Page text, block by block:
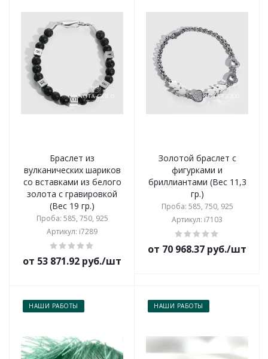
Браслет из
вулканических шариков
со вставками из белого
золота с гравировкой
(Вес 19 гр.)
Проба: 585, 750, 925
Артикул: i7289
от 53 871.92 руб./шт
Золотой браслет с
фигурками и
бриллиантами (Вес 11,3
гр.)
Проба: 585, 750, 925
Артикул: i7103
от 70 968.37 руб./шт
НАШИ РАБОТЫ НАШИ РАБОТЫ